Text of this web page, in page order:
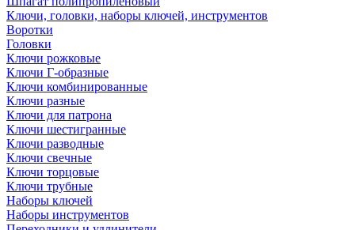
Ключи, головки, наборы ключей, инструментов
Воротки
Головки
Ключи рожковые
Ключи Г-образные
Ключи комбинированные
Ключи разные
Ключи для патрона
Ключи шестигранные
Ключи разводные
Ключи свечные
Ключи торцовые
Ключи трубные
Наборы ключей
Наборы инструментов